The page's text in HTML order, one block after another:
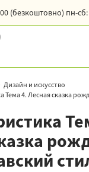
(безкоштовно) пн-
Дизайн и искусство
4. Лесная сказка